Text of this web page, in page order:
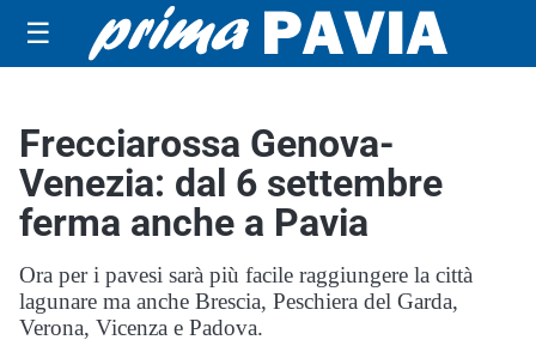
☰
Frecciarossa Genova-
Venezia: dal 6 settembre
ferma anche a Pavia
Ora per i pavesi sarà più facile raggiungere la città
lagunare ma anche Brescia, Peschiera del Garda,
Verona, Vicenza e Padova.